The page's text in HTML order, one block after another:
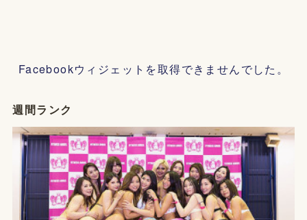
Facebookウィジェットを取得できませんでした。
週間ランク